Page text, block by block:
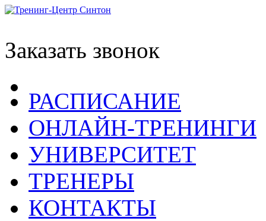
Заказать звонок
РАСПИСАНИЕ
ОНЛАЙН-ТРЕНИНГИ
УНИВЕРСИТЕТ
ТРЕНЕРЫ
КОНТАКТЫ